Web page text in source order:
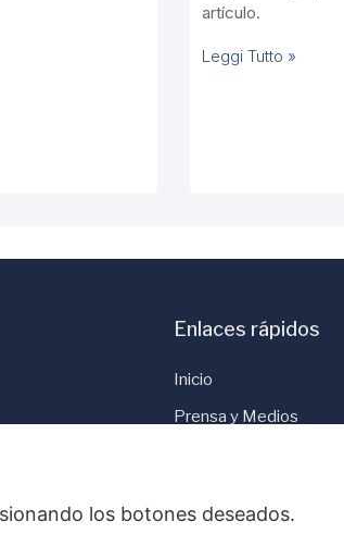
artículo.
Leggi Tutto »
Enlaces rápidos
Inicio
Prensa y Medios
los botones deseados.